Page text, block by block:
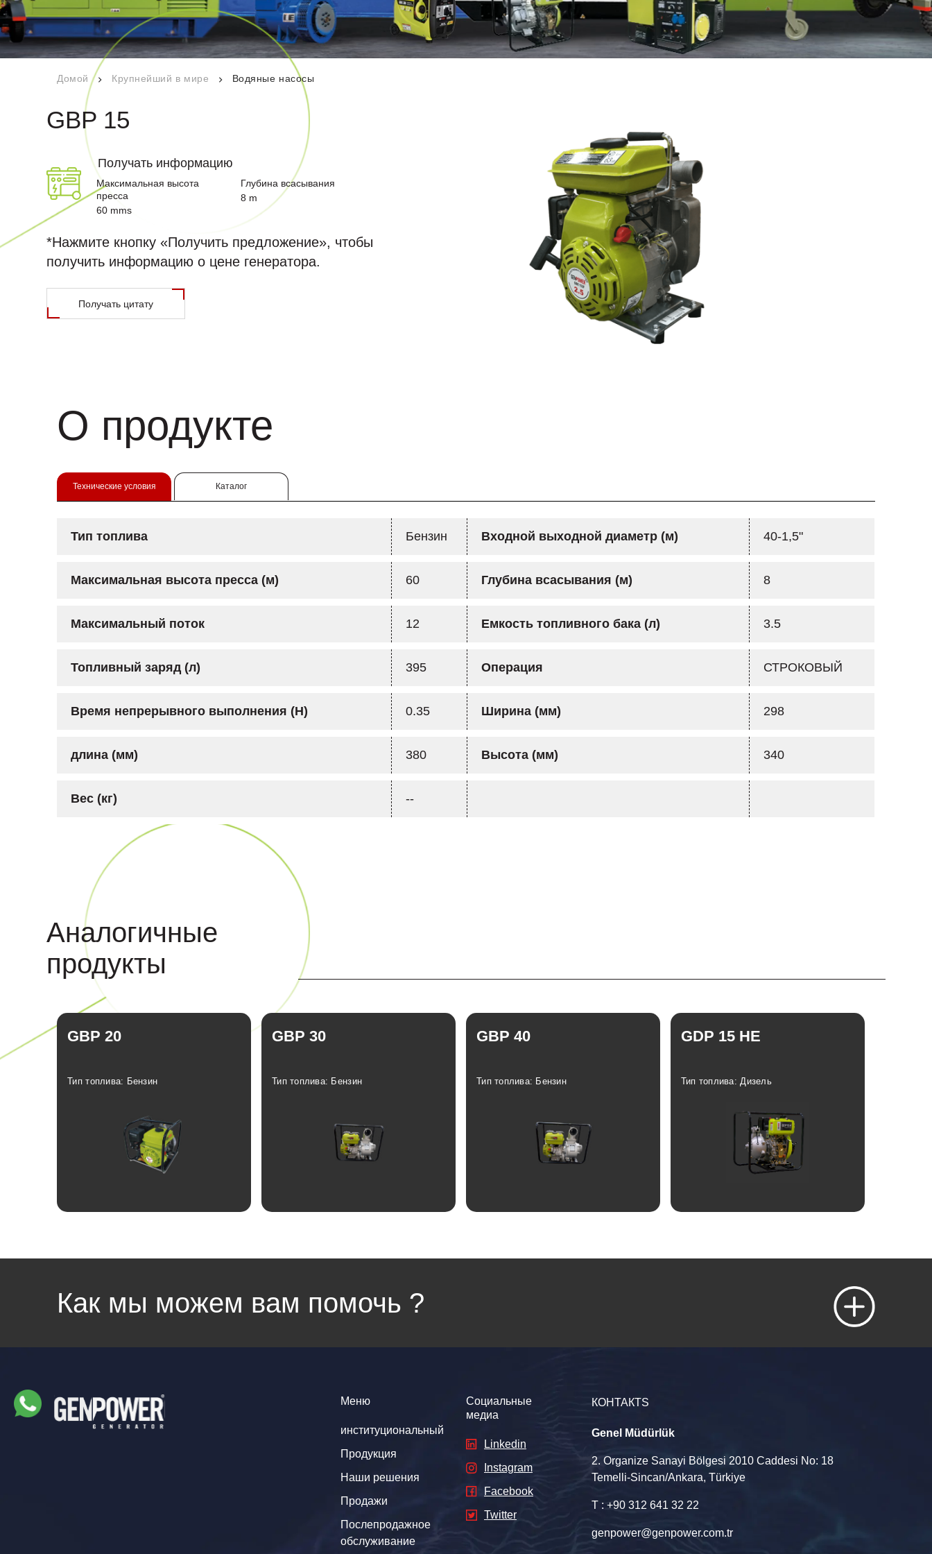
Новости
Сертификаты качества
Технические документы
Домой Крупнейший в мире Водяные насосы
GBP 15
Получать информацию
Максимальная высота
пресса
60 mms
Глубина всасывания
8 m
*Нажмите кнопку «Получить предложение», чтобы
получить информацию о цене генератора.
Получать цитату
О продукте
Технические условия Каталог
Тип топлива Бензин Входной выходной диаметр (м) 40-1,5"
Максимальная высота пресса (м) 60 Глубина всасывания (м) 8
Максимальный поток 12 Емкость топливного бака (л) 3.5
Топливный заряд (л) 395 Операция СТРОКОВЫЙ
Время непрерывного выполнения (Н) 0.35 Ширинa (мм) 298
длина (мм) 380 Высота (мм) 340
Вес (кг) --
Аналогичные
продукты
GBP 20
Тип топлива: Бензин
GBP 30
Тип топлива: Бензин
GBP 40
Тип топлива: Бензин
GDP 15 HE
Тип топлива: Дизель
Как мы можем вам помочь ?
Меню
институциональный
Продукция
Наши решения
Продажи
Послепродажное
обслуживание
Социальные
медиа
Linkedin
Instagram
Facebook
Twitter
КОНТАКТS
Genel Müdürlük
2. Organize Sanayi Bölgesi 2010 Caddesi No: 18
Temelli-Sincan/Ankara, Türkiye
T : +90 312 641 32 22
genpower@genpower.com.tr